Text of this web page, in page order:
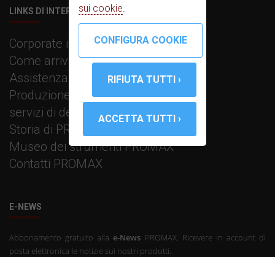
sui cookie.
LINKS DI INTERESSE
Corporate information
Come arrivare
Assistenza tecnica
Produzione elettronica
servizi di designing e R+D
Storia di PROMAX
Museo dei strumenti PROMAX
Contatti PROMAX
E-NEWS
Abbonamento gratuito alla e-News PROMAX. Ricevere in account di
posta elettronica le notizie sui nostri prodotti.